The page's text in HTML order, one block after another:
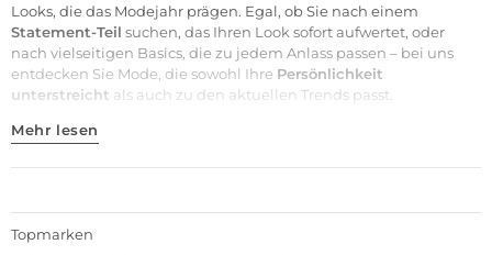
Looks, die das Modejahr prägen. Egal, ob Sie nach einem
Statement-Teil suchen, das Ihren Look sofort aufwertet, oder
nach vielseitigen Basics, die zu jedem Anlass passen – bei uns
entdecken Sie Mode, die sowohl Ihre Persönlichkeit
unterstreicht als auch zu den aktuellen Trends passt.
Mehr lesen
Topmarken